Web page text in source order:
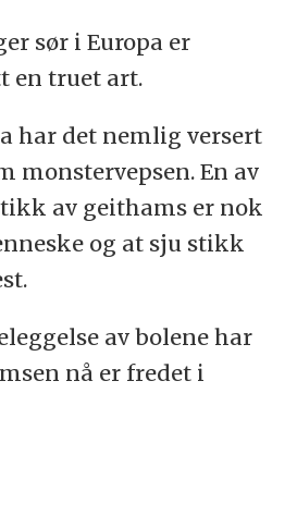
sør i Europa er
en truet art.
har det nemlig versert
monstervepsen. En av
av geithams er nok
og at sju stikk
av bolene har
nå er fredet i